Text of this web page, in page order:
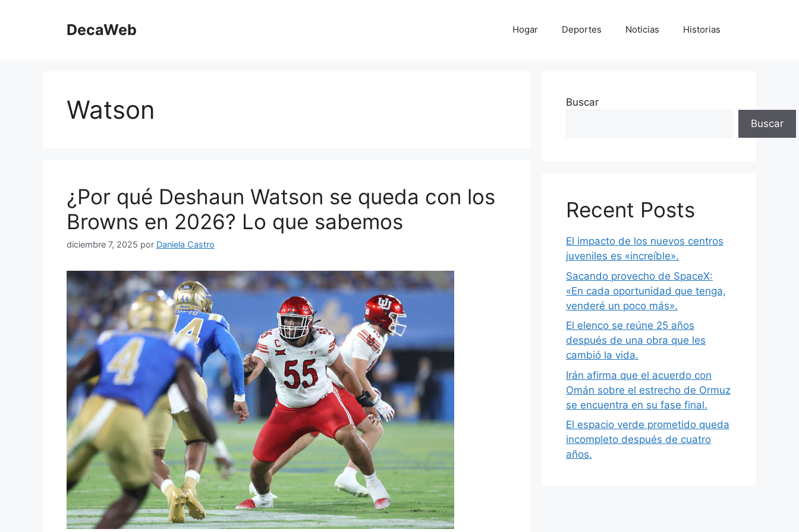
DecaWeb Hogar Deportes Noticias Historias
Watson
¿Por qué Deshaun Watson se queda con los
Browns en 2026? Lo que sabemos
diciembre 7, 2025 por Daniela Castro
Buscar
Buscar
Recent Posts
El impacto de los nuevos centros
juveniles es «increíble».
Sacando provecho de SpaceX:
«En cada oportunidad que tenga,
venderé un poco más».
El elenco se reúne 25 años
después de una obra que les
cambió la vida.
Irán afirma que el acuerdo con
Omán sobre el estrecho de Ormuz
se encuentra en su fase final.
El espacio verde prometido queda
incompleto después de cuatro
años.